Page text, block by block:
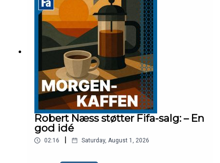
Robert Næss støtter Fifa-salg: – En
god idé
02:16 Saturday, August 1, 2026